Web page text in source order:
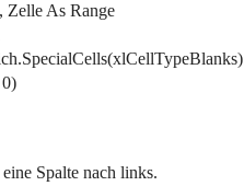
Zelle As Range
Spalte nach links.